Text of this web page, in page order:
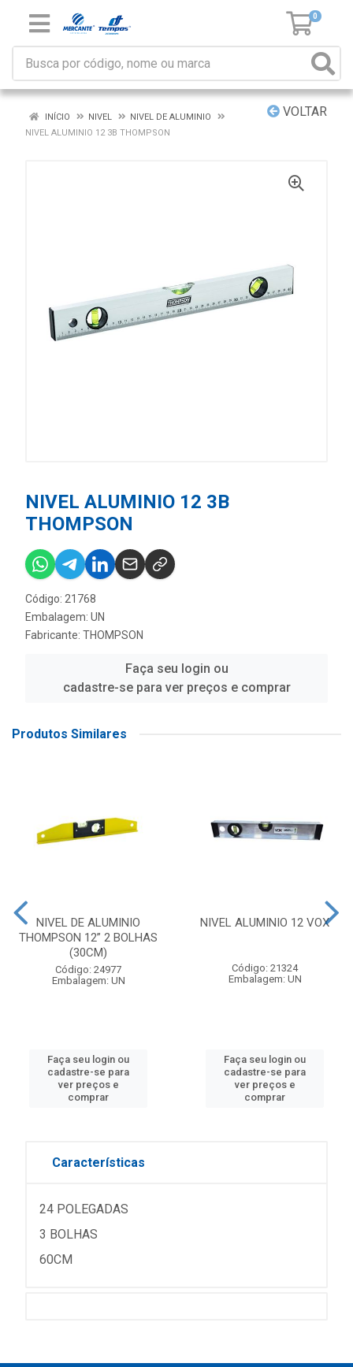
0
VOLTAR
INÍCIO NIVEL
NIVEL DE ALUMINIO
NIVEL ALUMINIO 12 3B THOMPSON
NIVEL ALUMINIO 12 3B
THOMPSON
Código: 21768
Embalagem: UN
Fabricante: THOMPSON
Faça seu login ou
cadastre-se para ver preços e comprar
Produtos Similares
NIVEL DE ALUMINIO
THOMPSON 12” 2 BOLHAS
(30CM)
Código: 24977
Embalagem: UN
Faça seu login ou
cadastre-se para
ver preços e
comprar
NIVEL ALUMINIO 12 VOX
Código: 21324
Embalagem: UN
Faça seu login ou
cadastre-se para
ver preços e
comprar
Características
24 POLEGADAS
3 BOLHAS
60CM